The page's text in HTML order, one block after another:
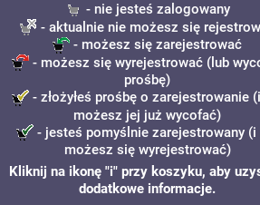
- nie jesteś zalogowany
- aktualnie nie możesz się
- możesz się zarejestrować
- możesz się wyrejestrować (lub
prośbę)
- złożyłeś prośbę o zarejestrowanie
możesz jej już wycofać)
- jesteś pomyślnie zarejestrowany (i
możesz się wyrejestrować)
Kliknij na ikonę "i" przy koszyku, aby
dodatkowe informacje.